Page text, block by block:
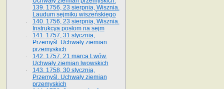
139. 1756, 23 sierpnia, Wisznia.
Laudum sejmiku wiszeńskiego
140. 1756, 23 sierpnia, Wisznia.
Instrukcya posłom na sejm
141. 1757, 31 stycznia,
Przemyśl. Uchwały ziemian
przemyskich
142. 1757, 21 marca Lwów.
Uchwały ziemian lwowskich
143. 1758, 30 stycznia,
Przemyśl. Uchwały ziemian
przemyskich